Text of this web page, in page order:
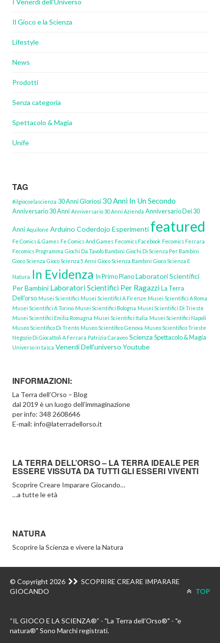
Il Gioco e la Scienza
Lifestyle
News
Prodotti
Senza categoria
Spettacolo & Magia
Unife
TAG
#ilgiocoelascienza 30 Anni Gloriosi30 Anni In Un Secondo
Anniversario 30 Anni Anniversario 30 Anni Azienda Anniversario Dei 30
Anni Aquilone Arduino Coderdojo Esperimenti featured
Fe Comics & Games Fe Comics And Games Fecomics Facebook Fecomics Ferrara
Fecomics Programma Giochi Da Tavolo Bambini Giochi Di Scienza Per Bambini
Gioco Scienza Gioco Scienza 5 Anni Gioco Scienza Bambini Gioco Scienza E
Natura In Evidenza In Primo PianoLaboratori Scientifici
Per Bambini Laboratori Scientifici Per RagazziLa Terra
Dell'orso Musei Scientifici Musei Scientifici A Firenze Musei Scientifici A Roma
Musei Scientifici A Torino Musei Scientifici Bologna Musei Scientifici Di Trieste
Musei Scientifici Emilia Romagna Musei Scientifici Italia Musei Scientifici Napoli
Museo Scientifico Di Trento Museo Scientifico Genova Museo Scientifico Trieste
Negozio Di Giocattoli A Ferrara Patrizia Caraveo Scienza Spettacolo & Magia
Universo in tasca Venerdi Dell'universo Youtube
INFORMAZIONI:
La Terra dell’Orso – Blog
dal 2019 è un luogo dell’immaginazione
per info: 348 2608646
E-mail: info@laterradellorso.it
LA TERRA DELL’ORSO – LA TERRA IDEALE PER
ESSERE VISSUTA DA TUTTI GLI ESSERI VIVENTI
Scoprire Creare Imparare Giocando…
…a tutte le età
NATURA
Scoprire la Scienza e vivere la Natura
© Copyright 2026
SCOPRIRE CREARE IMPARARE
GIOCANDO
TOP
“IL GIOCO E LA SCIENZA®” - "La Terra dell'Orso®" - "e
natura®" Sono Marchi registrati.